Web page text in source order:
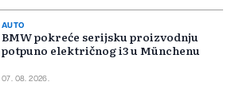
AUTO
BMW pokreće serijsku proizvodnju
potpuno električnog i3 u Münchenu
07. 08. 2026.